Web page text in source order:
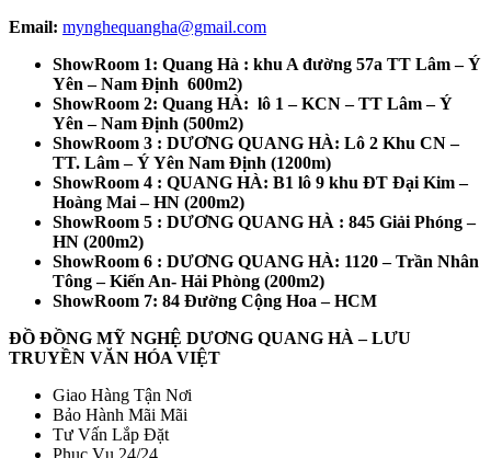
Email: mynghequangha@gmail.com
ShowRoom 1: Quang Hà : khu A đường 57a TT Lâm – Ý
Yên – Nam Định 600m2)
ShowRoom 2: Quang HÀ: lô 1 – KCN – TT Lâm – Ý
Yên – Nam Định (500m2)
ShowRoom 3 : DƯƠNG QUANG HÀ: Lô 2 Khu CN –
TT. Lâm – Ý Yên Nam Định (1200m)
ShowRoom 4 : QUANG HÀ: B1 lô 9 khu ĐT Đại Kim –
Hoàng Mai – HN (200m2)
ShowRoom 5 : DƯƠNG QUANG HÀ : 845 Giải Phóng –
HN (200m2)
ShowRoom 6 : DƯƠNG QUANG HÀ: 1120 – Trần Nhân
Tông – Kiến An- Hải Phòng (200m2)
ShowRoom 7: 84 Đường Cộng Hoa – HCM
ĐỒ ĐỒNG MỸ NGHỆ DƯƠNG QUANG HÀ – LƯU
TRUYỀN VĂN HÓA VIỆT
Giao Hàng Tận Nơi
Bảo Hành Mãi Mãi
Tư Vấn Lắp Đặt
Phục Vụ 24/24